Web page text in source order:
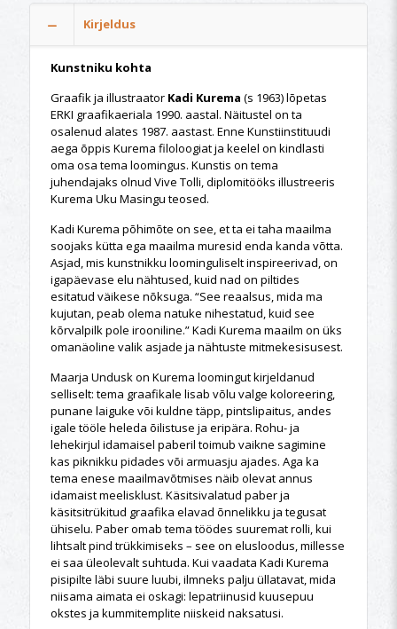
Kirjeldus
Kunstniku kohta
Graafik ja illustraator Kadi Kurema (s 1963) lõpetas
ERKI graafikaeriala 1990. aastal. Näitustel on ta
osalenud alates 1987. aastast. Enne Kunstiinstituudi
aega õppis Kurema filoloogiat ja keelel on kindlasti
oma osa tema loomingus. Kunstis on tema
juhendajaks olnud Vive Tolli, diplomitööks illustreeris
Kurema Uku Masingu teosed.
Kadi Kurema põhimõte on see, et ta ei taha maailma
soojaks kütta ega maailma muresid enda kanda võtta.
Asjad, mis kunstnikku loominguliselt inspireerivad, on
igapäevase elu nähtused, kuid nad on piltides
esitatud väikese nõksuga. “See reaalsus, mida ma
kujutan, peab olema natuke nihestatud, kuid see
kõrvalpilk pole irooniline.” Kadi Kurema maailm on üks
omanäoline valik asjade ja nähtuste mitmekesisusest.
Maarja Undusk on Kurema loomingut kirjeldanud
selliselt: tema graafikale lisab võlu valge koloreering,
punane laiguke või kuldne täpp, pintslipaitus, andes
igale tööle heleda õilistuse ja eripära. Rohu- ja
lehekirjul idamaisel paberil toimub vaikne sagimine
kas piknikku pidades või armuasju ajades. Aga ka
tema enese maailmavõtmises näib olevat annus
idamaist meelisklust. Käsitsivalatud paber ja
käsitsitrükitud graafika elavad õnnelikku ja tegusat
ühiselu. Paber omab tema töödes suuremat rolli, kui
lihtsalt pind trükkimiseks – see on elusloodus, millesse
ei saa üleolevalt suhtuda. Kui vaadata Kadi Kurema
pisipilte läbi suure luubi, ilmneks palju üllatavat, mida
niisama aimata ei oskagi: lepatriinusid kuusepuu
okstes ja kummitemplite niiskeid naksatusi.